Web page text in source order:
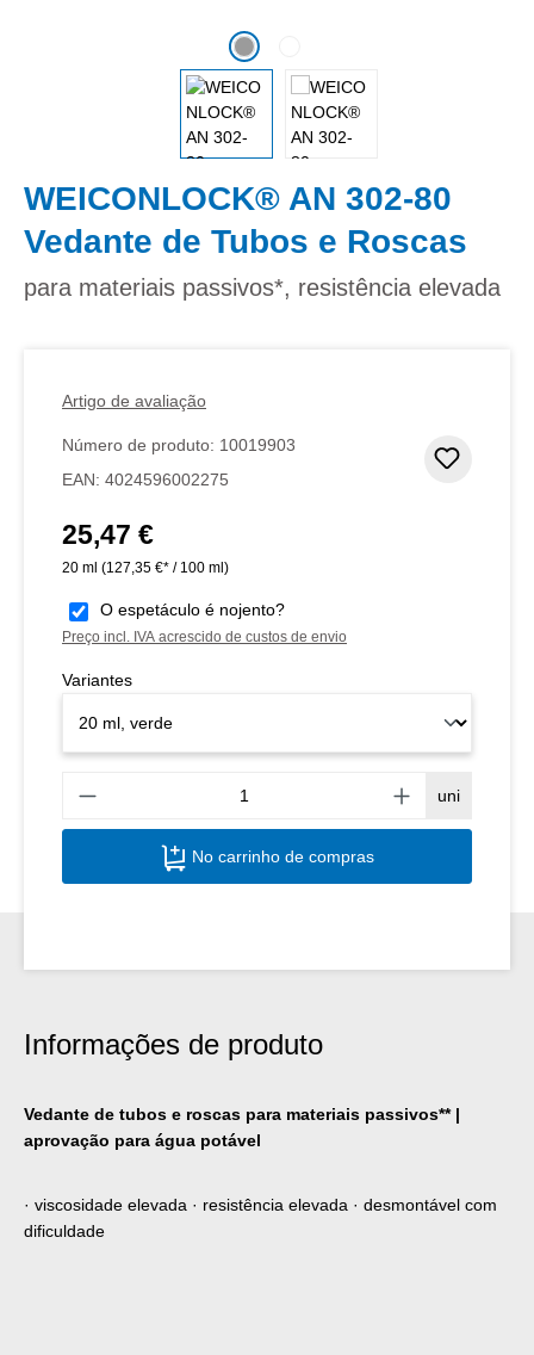
WEICONLOCK® AN 302-80
Vedante de Tubos e Roscas
para materiais passivos*, resistência elevada
Artigo de avaliação
Número de produto: 10019903
EAN: 4024596002275
Preço normal:
25,47 €
20 ml (127,35 €* / 100 ml)
O espetáculo é nojento?
Preço incl. IVA acrescido de custos de envio
Variantes
uni
No carrinho de compras
Informações de produto
Vedante de tubos e roscas para materiais passivos** |
aprovação para água potável
‌· viscosidade elevada · resistência elevada · desmontável com
dificuldade